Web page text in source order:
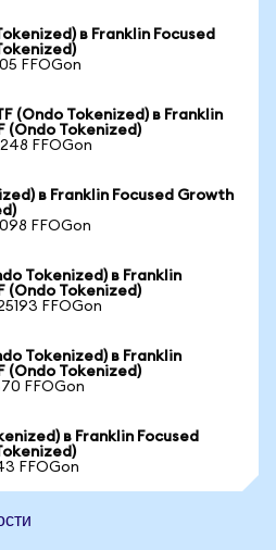
в Franklin Focused
FFOGon
(Ondo Tokenized) в Franklin
(Ondo Tokenized)
FFOGon
в Franklin Focused Growth
FFOGon
Tokenized) в Franklin
(Ondo Tokenized)
FFOGon
Tokenized) в Franklin
(Ondo Tokenized)
FFOGon
в Franklin Focused
FFOGon